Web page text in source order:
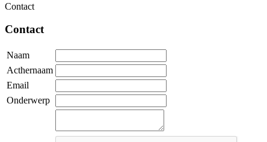
Contact
Contact
Naam
Acthernaam
Email
Onderwerp